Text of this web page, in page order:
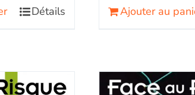
Détails Ajouter au